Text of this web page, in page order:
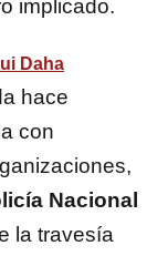
implicado.
Daha
hace
con
Nacional
la travesía